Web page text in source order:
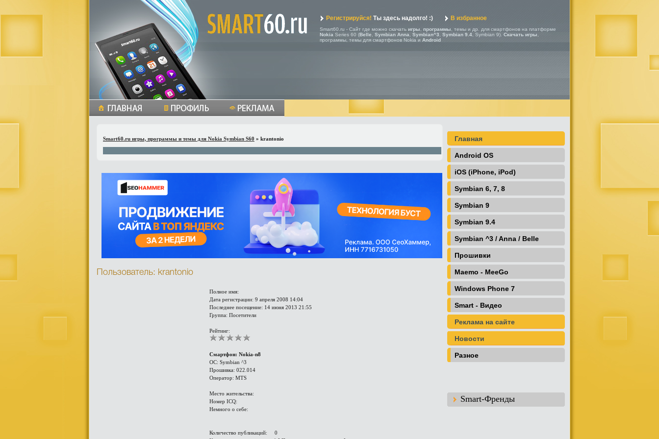
Регистрируйся! Ты здесь надолго! :) В избранное
Smart60.ru - Сайт где можно скачать игры программы , темы и др. для смартфонов на платформе
Nokia Series 60 (Belle Symbian Anna Symbian^3 Symbian 9.4 , Symbian 9). Скачать игры
программы, темы для смартфонов Nokia и Android
Smart60.ru игры, программы и темы для Nokia Symbian S60 » krantonio
Пользователь: krantonio
Полное имя:
Дата регистрации: 9 апреля 2008 14:04
Последнее посещение: 14 июня 2013 21:55
Группа: Посетители
Рейтинг:
Смартфон: Nokia-n8
ОС: Symbian ^3
Прошивка: 022.014
Оператор: MTS
Место жительства:
Номер ICQ:
Немного о себе:
Количество публикаций: 0
Главная
Android OS
iOS (iPhone, iPod)
Symbian 6, 7, 8
Symbian 9
Symbian 9.4
Symbian ^3 / Anna / Belle
Прошивки
Maemo - MeeGo
Windows Phone 7
Smart - Видео
Реклама на сайте
Новости
Разное
Smart-Френды